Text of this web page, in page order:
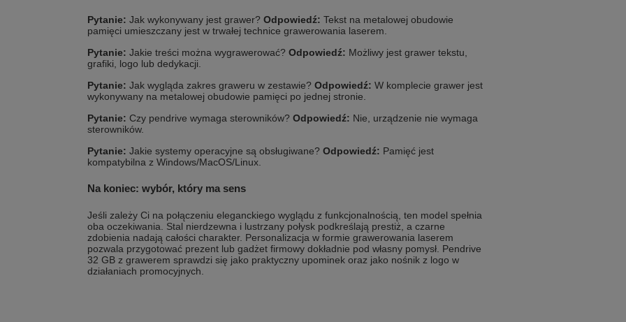
Pytanie: Jak wykonywany jest grawer? Odpowiedź: Tekst na metalowej obudowie
pamięci umieszczany jest w trwałej technice grawerowania laserem.
Pytanie: Jakie treści można wygrawerować? Odpowiedź: Możliwy jest grawer tekstu,
grafiki, logo lub dedykacji.
Pytanie: Jak wygląda zakres graweru w zestawie? Odpowiedź: W komplecie grawer jest
wykonywany na metalowej obudowie pamięci po jednej stronie.
Pytanie: Czy pendrive wymaga sterowników? Odpowiedź: Nie, urządzenie nie wymaga
sterowników.
Pytanie: Jakie systemy operacyjne są obsługiwane? Odpowiedź: Pamięć jest
kompatybilna z Windows/MacOS/Linux.
Na koniec: wybór, który ma sens
Jeśli zależy Ci na połączeniu eleganckiego wyglądu z funkcjonalnością, ten model spełnia
oba oczekiwania. Stal nierdzewna i lustrzany połysk podkreślają prestiż, a czarne
zdobienia nadają całości charakter. Personalizacja w formie grawerowania laserem
pozwala przygotować prezent lub gadżet firmowy dokładnie pod własny pomysł. Pendrive
32 GB z grawerem sprawdzi się jako praktyczny upominek oraz jako nośnik z logo w
działaniach promocyjnych.